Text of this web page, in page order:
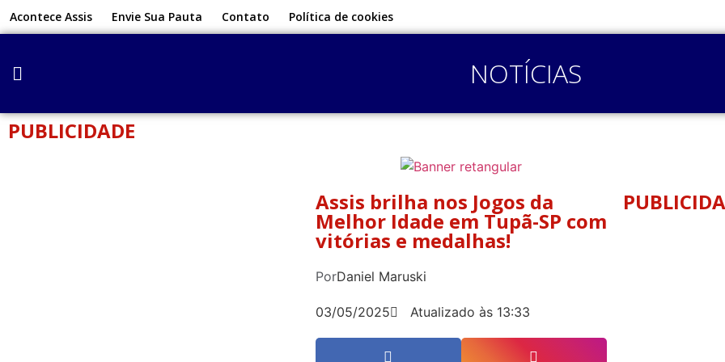
Acontece Assis Envie Sua Pauta Contato Política de cookies
NOTÍCIAS
PUBLICIDADE
Assis brilha nos Jogos da
Melhor Idade em Tupã-SP com
vitórias e medalhas!
PorDaniel Maruski
03/05/2025 Atualizado às 13:33